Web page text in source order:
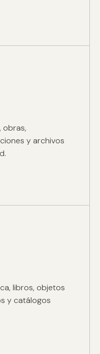
obras,
y archivos
libros, objetos
y catálogos